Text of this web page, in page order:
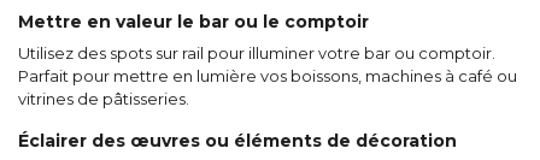
Mettre en valeur le bar ou le comptoir
Utilisez des spots sur rail pour illuminer votre bar ou comptoir.
Parfait pour mettre en lumière vos boissons, machines à café ou
vitrines de pâtisseries.
Éclairer des œuvres ou éléments de décoration